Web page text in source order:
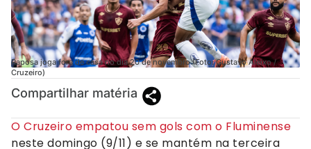
Raposa joga fora de casa no dia 20 de novembro (Foto: Gustavo Aleixo /
Cruzeiro)
Compartilhar matéria
O Cruzeiro empatou sem gols com o Fluminense
neste domingo (9/11) e se mantém na terceira